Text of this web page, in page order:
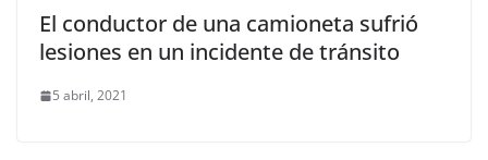
El conductor de una camioneta sufrió
lesiones en un incidente de tránsito
5 abril, 2021